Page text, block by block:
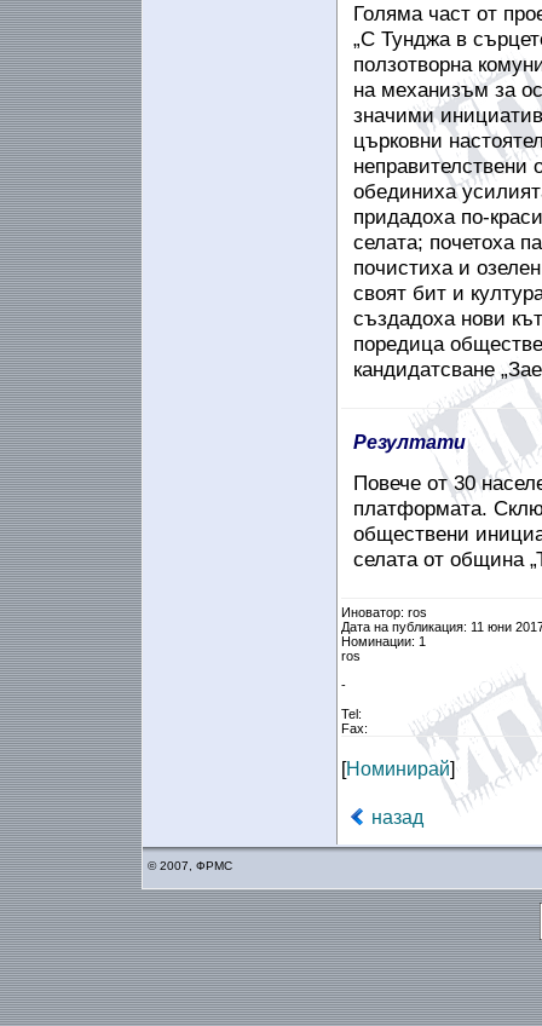
Голяма част от
„С Тунджа в
ползотворна
на механизъм за
значими
църковни
неправителствени
обединиха
придадоха по-
селата; почетоха
почистиха и
своят бит и
създадоха нови
поредица
кандидатсване
Резултати
Повече от 30
платформата.
обществени
селата от община
Иноватор: ros
Дата на публикация: 11 юни
Номинации: 1
ros
-
Tel:
Fax:
[Номинирай]
назад
© 2007, ФРМС